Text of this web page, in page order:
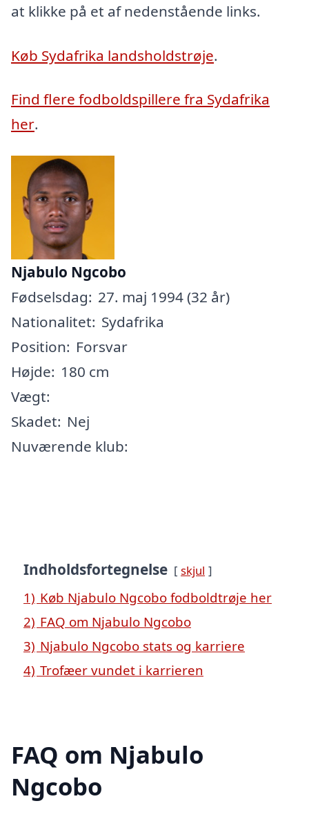
at klikke på et af nedenstående links.
Køb Sydafrika landsholdstrøje.
Find flere fodboldspillere fra Sydafrika
her.
Njabulo Ngcobo
Fødselsdag: 27. maj 1994 (32 år)
Nationalitet: Sydafrika
Position: Forsvar
Højde: 180 cm
Vægt:
Skadet: Nej
Nuværende klub:
Indholdsfortegnelse skjul
1) Køb Njabulo Ngcobo fodboldtrøje her
2) FAQ om Njabulo Ngcobo
3) Njabulo Ngcobo stats og karriere
4) Trofæer vundet i karrieren
FAQ om Njabulo
Ngcobo